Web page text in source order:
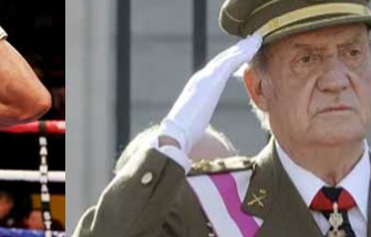
जा
न
मा
क
सा
न